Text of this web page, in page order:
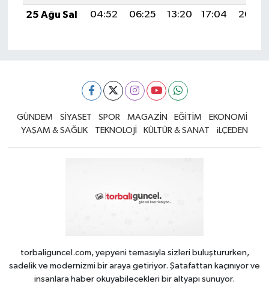
25 Ağu Sal
04:52 06:25 13:20 17:04 20:04
GÜNDEM SİYASET SPOR MAGAZİN EĞİTİM
EKONOMİ
YAŞAM & SAĞLIK
TEKNOLOJİ KÜLTÜR & SANAT iLÇEDEN
torbaliguncel.com, yepyeni temasıyla sizleri buluştururken,
sadelik ve modernizmi bir araya getiriyor. Şatafattan kaçınıyor ve
insanlara haber okuyabilecekleri bir altyapı sunuyor.